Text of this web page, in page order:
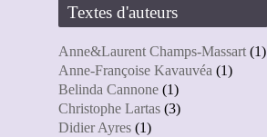
Textes d'auteurs
Anne&Laurent Champs-Massart(1)
Anne-Françoise Kavauvéa (1)
Belinda Cannone (1)
Christophe Lartas (3)
Didier Ayres (1)